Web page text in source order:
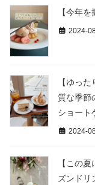
【今年
2024-
【ゆっ
質な季節
ショート
2024-
【この
ズンドリ